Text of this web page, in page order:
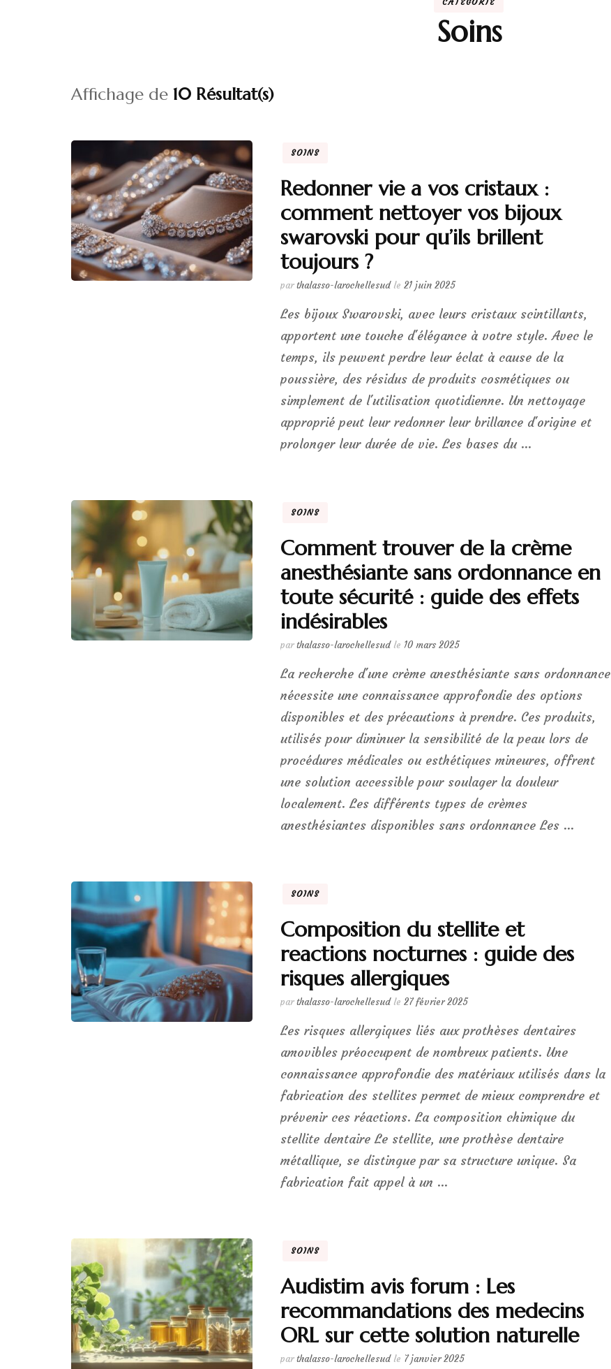
Soins
Affichage de 10 Résultat(s)
SOINS
Redonner vie a vos cristaux :
comment nettoyer vos bijoux
swarovski pour qu’ils brillent
toujours ?
parthalasso-larochellesud le 21 juin 2025
Les bijoux Swarovski, avec leurs cristaux scintillants,
apportent une touche d'élégance à votre style. Avec le
temps, ils peuvent perdre leur éclat à cause de la
poussière, des résidus de produits cosmétiques ou
simplement de l'utilisation quotidienne. Un nettoyage
approprié peut leur redonner leur brillance d'origine et
prolonger leur durée de vie. Les bases du …
SOINS
Comment trouver de la crème
anesthésiante sans ordonnance en
toute sécurité : guide des effets
indésirables
parthalasso-larochellesud le 10 mars 2025
La recherche d'une crème anesthésiante sans ordonnance
nécessite une connaissance approfondie des options
disponibles et des précautions à prendre. Ces produits,
utilisés pour diminuer la sensibilité de la peau lors de
procédures médicales ou esthétiques mineures, offrent
une solution accessible pour soulager la douleur
localement. Les différents types de crèmes
anesthésiantes disponibles sans ordonnance Les …
SOINS
Composition du stellite et
reactions nocturnes : guide des
risques allergiques
parthalasso-larochellesud le 27 février 2025
Les risques allergiques liés aux prothèses dentaires
amovibles préoccupent de nombreux patients. Une
connaissance approfondie des matériaux utilisés dans la
fabrication des stellites permet de mieux comprendre et
prévenir ces réactions. La composition chimique du
stellite dentaire Le stellite, une prothèse dentaire
métallique, se distingue par sa structure unique. Sa
fabrication fait appel à un …
SOINS
Audistim avis forum : Les
recommandations des medecins
ORL sur cette solution naturelle
parthalasso-larochellesud le 7 janvier 2025